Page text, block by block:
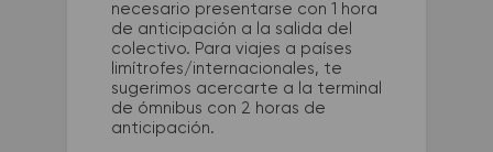
necesario presentarse con 1 hora
de anticipación a la salida del
colectivo. Para viajes a países
limítrofes/internacionales, te
sugerimos acercarte a la terminal
de ómnibus con 2 horas de
anticipación.